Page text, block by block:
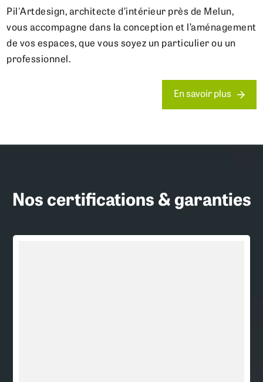
Pil'Artdesign, architecte d’intérieur près de Melun,
vous accompagne dans la conception et l’aménagement
de vos espaces, que vous soyez un particulier ou un
professionnel.
En savoir plus
Nos certifications & garanties